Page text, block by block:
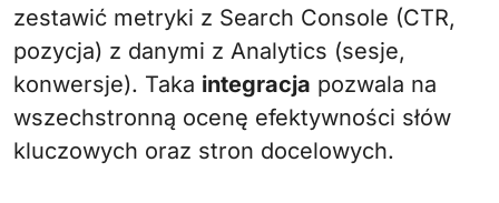
zestawić metryki z Search Console (CTR,
pozycja) z danymi z Analytics (sesje,
konwersje). Taka integracja pozwala na
wszechstronną ocenę efektywności słów
kluczowych oraz stron docelowych.